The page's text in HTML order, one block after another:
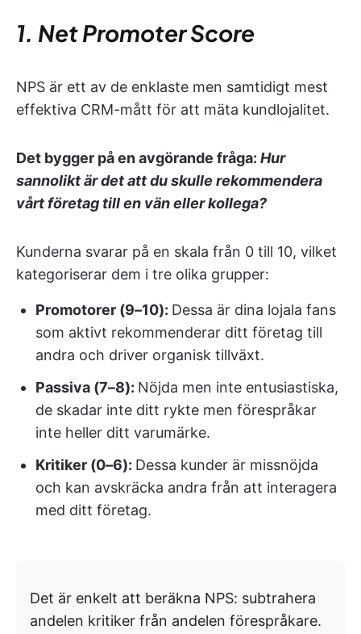
1. Net Promoter Score
NPS är ett av de enklaste men samtidigt mest
effektiva CRM-mått för att mäta kundlojalitet.
Det bygger på en avgörande fråga: Hur
sannolikt är det att du skulle rekommendera
vårt företag till en vän eller kollega?
Kunderna svarar på en skala från 0 till 10, vilket
kategoriserar dem i tre olika grupper:
Promotorer (9–10): Dessa är dina lojala fans
som aktivt rekommenderar ditt företag till
andra och driver organisk tillväxt.
Passiva (7–8): Nöjda men inte entusiastiska,
de skadar inte ditt rykte men förespråkar
inte heller ditt varumärke.
Kritiker (0–6): Dessa kunder är missnöjda
och kan avskräcka andra från att interagera
med ditt företag.
Det är enkelt att beräkna NPS: subtrahera
andelen kritiker från andelen förespråkare.